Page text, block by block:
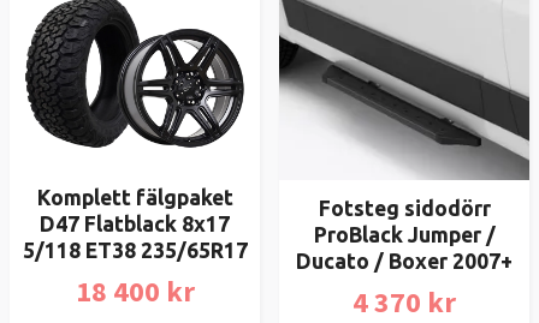
Komplett fälgpaket
D47 Flatblack 8x17
5/118 ET38 235/65R17
18 400 kr
Fotsteg sidodörr
ProBlack Jumper /
Ducato / Boxer 2007+
4 370 kr